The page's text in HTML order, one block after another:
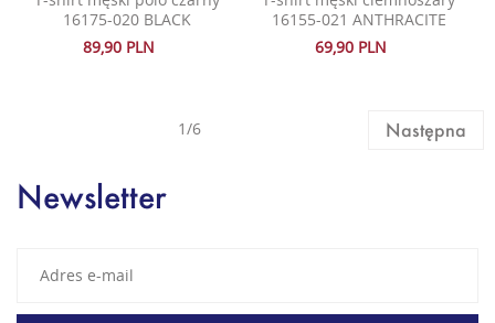
16175-020 BLACK
89,90 PLN
16155-021 ANTHRACITE
69,90 PLN
Następna
1/6
Newsletter